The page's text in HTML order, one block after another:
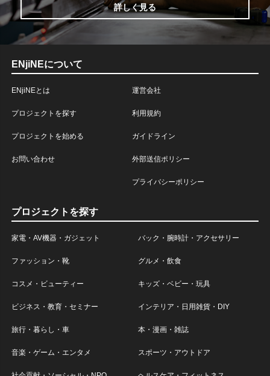
詳しく見る
ENjiNEについて
ENjiNEとは
プロジェクトを探す
プロジェクトを始める
お問い合わせ
運営会社
利用規約
ガイドライン
外部送信ポリシー
プライバシーポリシー
プロジェクトを探す
家電・AV機器・ガジェット バック・腕時計・アクセサリー
ファッション・靴 グルメ・飲食
コスメ・ビューティー キッズ・ベビー・玩具
ビジネス・教育・セミナー インテリア・日用雑貨・DIY
旅行・暮らし・車 本・漫画・雑誌
音楽・ゲーム・エンタメ スポーツ・アウトドア